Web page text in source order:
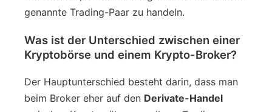
genannte Trading-Paar zu handeln.
Was ist der Unterschied zwischen einer
Kryptobörse und einem Krypto-Broker?
Der Hauptunterschied besteht darin, dass man
beim Broker eher auf den Derivate-Handel